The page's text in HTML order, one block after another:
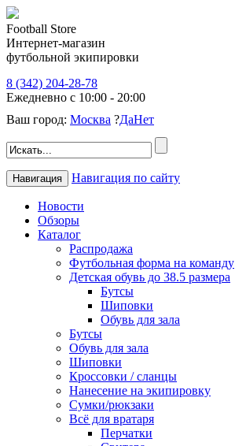
Football Store
Интернет-магазин
футбольной экипировки
8 (342) 204-28-78
Ежедневно с 10:00 - 20:00
Ваш город: Москва ?ДаНет
Навигация Навигация по сайту
Новости
Обзоры
Каталог
Распродажа
Футбольная форма на команду
Детская обувь до 38.5 размера
Бутсы
Шиповки
Обувь для зала
Бутсы
Обувь для зала
Шиповки
Кроссовки / сланцы
Нанесение на экипировку
Сумки/рюкзаки
Всё для вратаря
Перчатки